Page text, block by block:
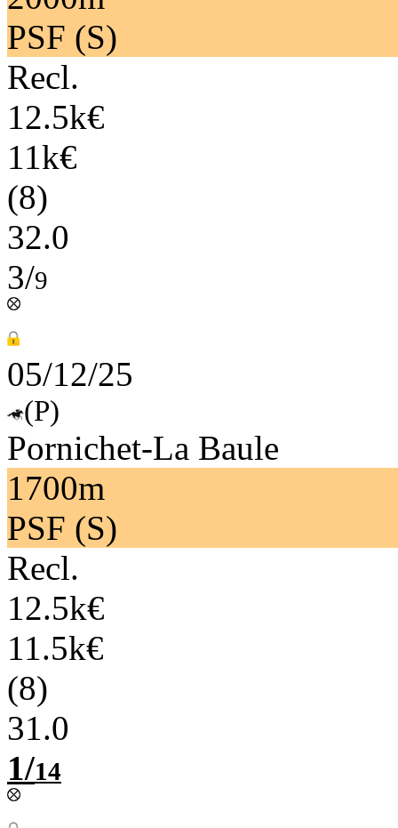
PSF (S)
Recl.
12.5k€
11k€
(8)
32.0
3/9
05/12/25
(P)
Pornichet-La Baule
1700m
PSF (S)
Recl.
12.5k€
11.5k€
(8)
31.0
1/14